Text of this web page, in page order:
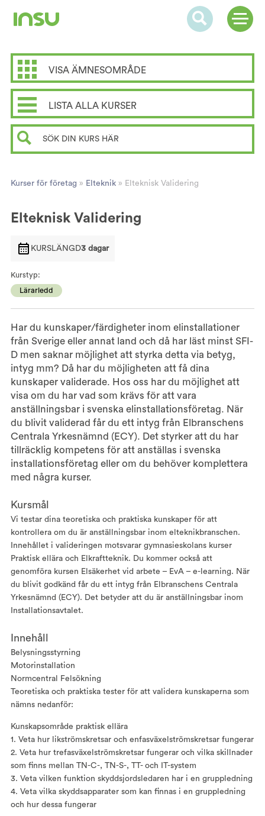
VISA ÄMNESOMRÅDE
LISTA ALLA KURSER
Kurser för företag » Elteknik» Elteknisk Validering
Elteknisk Validering
Kurstyp:
Lärarledd
KURSLÄNGD3 dagar
Har du kunskaper/färdigheter inom elinstallationer
från Sverige eller annat land och då har läst minst SFI-
D men saknar möjlighet att styrka detta via betyg,
intyg mm? Då har du möjligheten att få dina
kunskaper validerade. Hos oss har du möjlighet att
visa om du har vad som krävs för att vara
anställningsbar i svenska elinstallationsföretag. När
du blivit validerad får du ett intyg från Elbranschens
Centrala Yrkesnämnd (ECY). Det styrker att du har
tillräcklig kompetens för att anställas i svenska
installationsföretag eller om du behöver komplettera
med några kurser.
Kursmål
Vi testar dina teoretiska och praktiska kunskaper för att
kontrollera om du är anställningsbar inom elteknikbranschen.
Innehållet i valideringen motsvarar gymnasieskolans kurser
Praktisk ellära och Elkraftteknik. Du kommer också att
genomföra kursen Elsäkerhet vid arbete – EvA – e-learning. När
du blivit godkänd får du ett intyg från Elbranschens Centrala
Yrkesnämnd (ECY). Det betyder att du är anställningsbar inom
Installationsavtalet.
Innehåll
Belysningsstyrning
Motorinstallation
Normcentral Felsökning
Teoretiska och praktiska tester för att validera kunskaperna som
nämns nedanför:
Kunskapsområde praktisk ellära
1. Veta hur likströmskretsar och enfasväxelströmskretsar fungerar
2. Veta hur trefasväxelströmskretsar fungerar och vilka skillnader
som finns mellan TN-C-, TN-S-, TT- och IT-system
3. Veta vilken funktion skyddsjordsledaren har i en gruppledning
4. Veta vilka skyddsapparater som kan finnas i en gruppledning
och hur dessa fungerar